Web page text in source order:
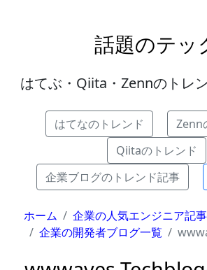
話題のテッ
はてぶ・Qiita・Zennのトレ
はてなのトレンド
Zenn
Qiitaのトレンド
企業ブログのトレンド記事
ホーム
企業の人気エンジニア記事
企業の開発者ブログ一覧